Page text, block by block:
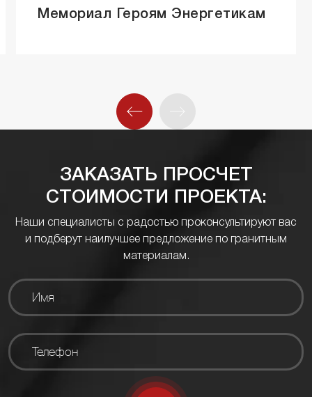
Мемориал Героям Энергетикам
ЗАКАЗАТЬ ПРОСЧЕТ
СТОИМОСТИ ПРОЕКТА:
Наши специалисты с радостью проконсультируют вас
и подберут наилучшее предложение по гранитным
материалам.